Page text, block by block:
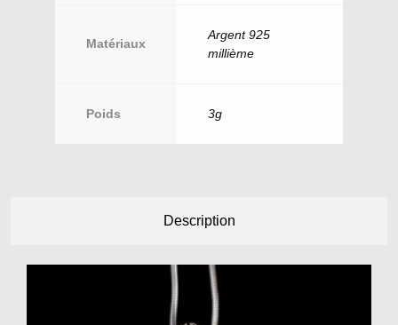
Description
Matériaux
Argent 925
millième
Poids 3g